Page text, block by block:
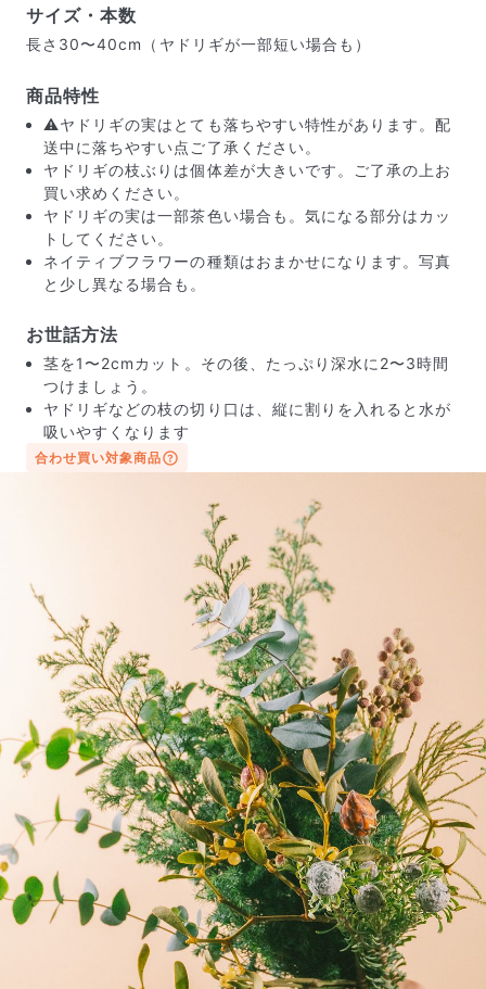
届いたお花に元気がなかったら？
もし届いたお花に「枯れている」「折れている」などの
不備があった場合は、些細なことでもお気軽にサポート
までご連絡ください。ご返金にて補償いたします。
写真と同じものが届く？
商品ページに掲載している写真は、実際にお届けする商
品を撮影したものです。お花は生き物なので、どうして
も色味やサイズ・咲き方に個体差はありますが、できる
だけ写真のイメージに近いものをお届けできるように人
の目でチェックをしています。
サイズ・本数
長さ30〜40cm（ヤドリギが一部短い場合も）
商品特性
⚠️ヤドリギの実はとても落ちやすい特性があります。配
送中に落ちやすい点ご了承ください。
ヤドリギの枝ぶりは個体差が大きいです。ご了承の上お
買い求めください。
ヤドリギの実は一部茶色い場合も。気になる部分はカッ
トしてください。
ネイティブフラワーの種類はおまかせになります。写真
と少し異なる場合も。
お世話方法
茎を1〜2cmカット。その後、たっぷり深水に2〜3時間
つけましょう。
ヤドリギなどの枝の切り口は、縦に割りを入れると水が
吸いやすくなります
合わせ買い対象商品